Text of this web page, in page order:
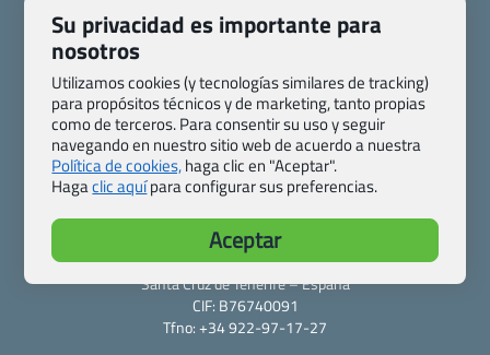
Quienes somos
Contacto
Pasaporte, Visado, Salud y otras disposiciones específicas
Blog de Viajes.com
Preguntas frecuentes
Condiciones generales
Política de privacidad y cookies
Transparencia
Todas las páginas – sitemap
Viajes.com
Last Minute Express S.L.U.
c/ Drago, CC HLS, Local 13
38660 Miraverde – Adeje
Santa Cruz de Tenerife – España
CIF: B76740091
Tfno: +34 922-97-17-27
Su privacidad es importante para
nosotros
Utilizamos cookies (y tecnologías similares de tracking)
para propósitos técnicos y de marketing, tanto propias
como de terceros. Para consentir su uso y seguir
navegando en nuestro sitio web de acuerdo a nuestra
Política de cookies,haga clic en "Aceptar".
Hagaclic aquípara configurar sus preferencias.
Aceptar